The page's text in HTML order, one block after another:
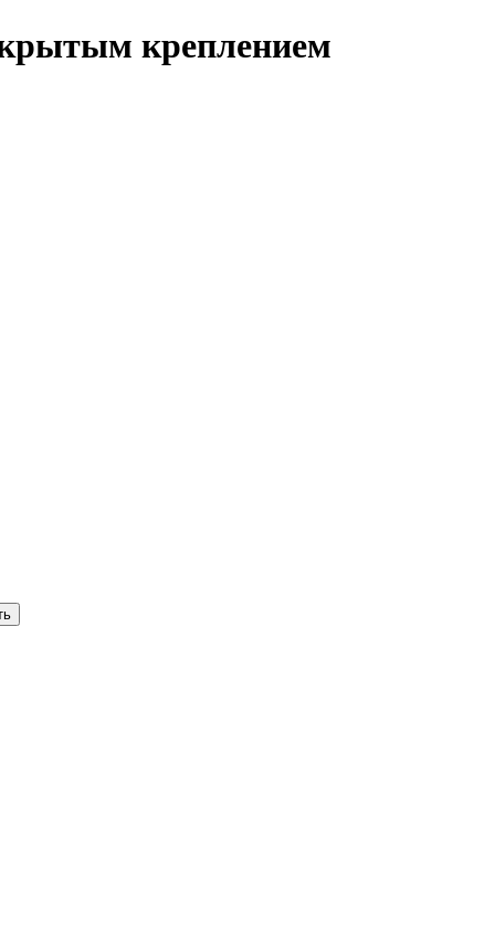
креплением